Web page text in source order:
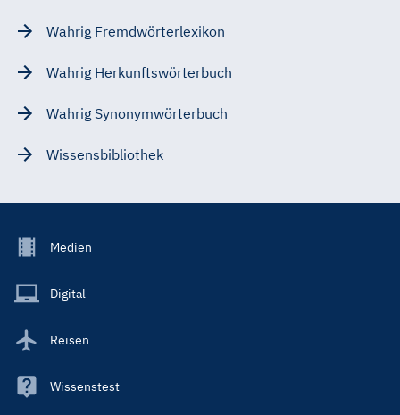
Wahrig Fremdwörterlexikon
Wahrig Herkunftswörterbuch
Wahrig Synonymwörterbuch
Wissensbibliothek
Footer
Main
Medien
Digital
Reisen
Wissenstest